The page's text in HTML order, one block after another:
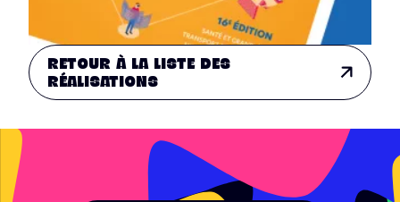
RETOUR À LA LISTE DES
RÉALISATIONS